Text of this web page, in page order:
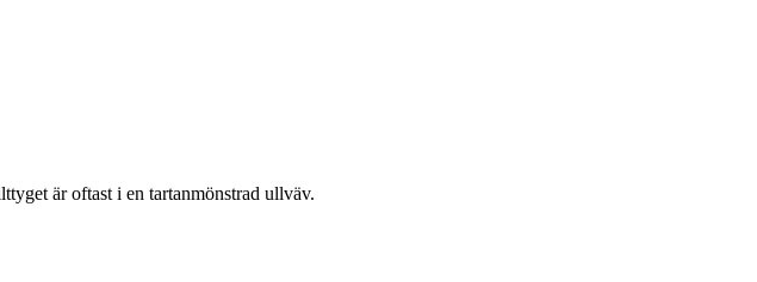
är oftast i en tartanmönstrad ullväv.